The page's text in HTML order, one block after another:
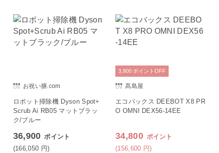
お祝い膳.com
ロボット掃除機 Dyson Spot+
Scrub Ai RB05 マットブラッ
ク/ブルー
36,900 ポイント
(166,050 円)
髙島屋
エコバックス DEEBOT X8 PR
O OMNI DEX56-14EE
34,800 ポイント
(156,600 円)
3,900 ポイント OFF